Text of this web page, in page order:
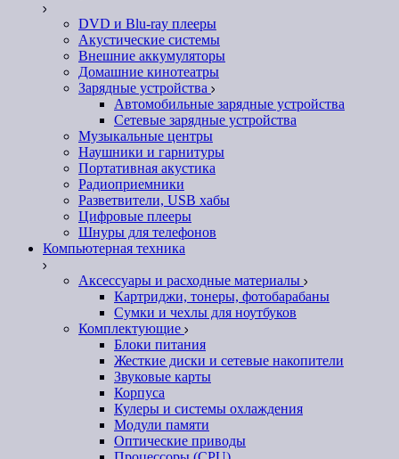
DVD и Blu-ray плееры
Акустические системы
Внешние аккумуляторы
Домашние кинотеатры
Зарядные устройства
Автомобильные зарядные устройства
Сетевые зарядные устройства
Музыкальные центры
Наушники и гарнитуры
Портативная акустика
Радиоприемники
Разветвители, USB хабы
Цифровые плееры
Шнуры для телефонов
Компьютерная техника
Аксессуары и расходные материалы
Картриджи, тонеры, фотобарабаны
Сумки и чехлы для ноутбуков
Комплектующие
Блоки питания
Жесткие диски и сетевые накопители
Звуковые карты
Корпуса
Кулеры и системы охлаждения
Модули памяти
Оптические приводы